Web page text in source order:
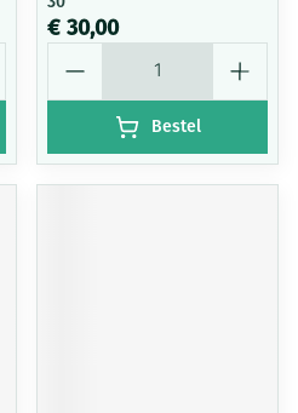
€ 30,00
Bestel